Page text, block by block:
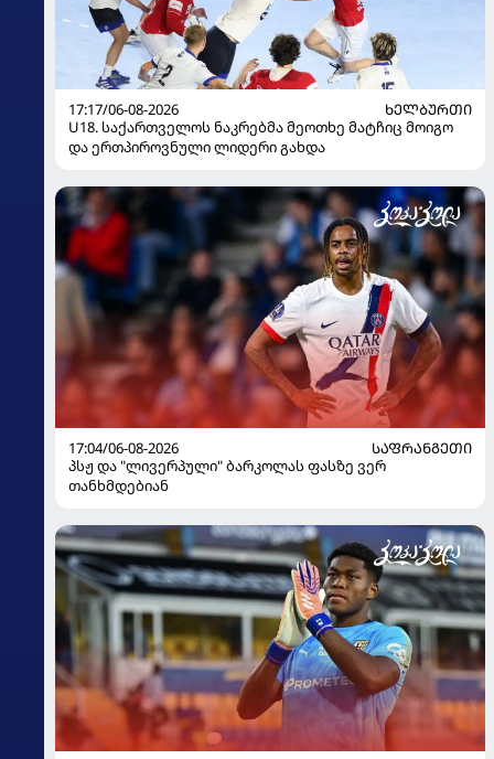
17:17/06-08-2026
ᲮᲔᲚᲑᲣᲠᲗᲘ
U18. საქართველოს ნაკრებმა მეოთხე მატჩიც მოიგო
და ერთპიროვნული ლიდერი გახდა
17:04/06-08-2026
ᲡᲐᲤᲠᲐᲜᲒᲔᲗᲘ
პსჟ და "ლივერპული" ბარკოლას ფასზე ვერ
თანხმდებიან